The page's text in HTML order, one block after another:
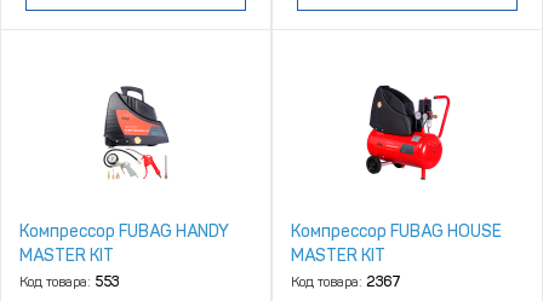
Компрессор FUBAG HANDY
MASTER KIT
Код товара: 553
Компрессор FUBAG HOUSE
MASTER KIT
Код товара: 2367